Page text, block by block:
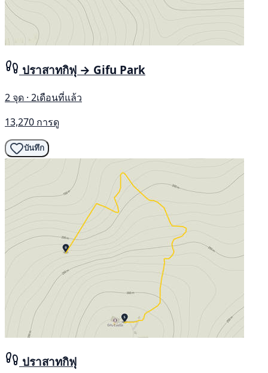
ปราสาทกิฟุ → Gifu Park
2 จุด · 2เดือนที่แล้ว
13,270 การดู
บันทึก
ปราสาทกิฟุ